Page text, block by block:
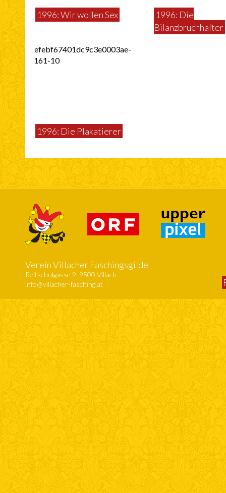
1996: Wir wollen Sex
1996: Die
Bilanzbruchhalter
1996: Die Plakatierer
Verein Villacher Faschingsgilde
Reitschulgasse 9, 9500 Villach
info@villacher-fasching.at